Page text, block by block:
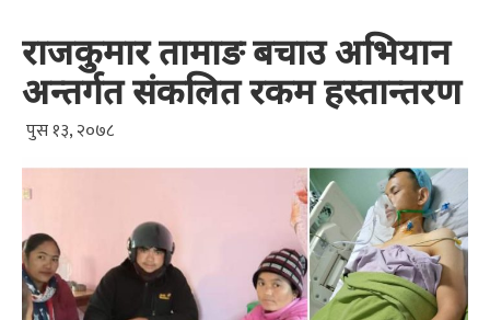
राजकुमार तामाङ बचाउ अभियान
अन्तर्गत संकलित रकम हस्तान्तरण
पुस १३, २०७८